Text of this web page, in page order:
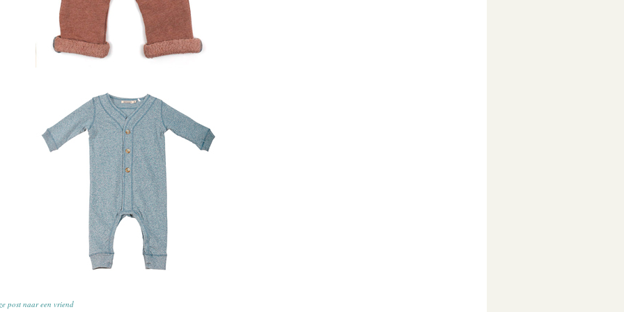
post naar een vriend